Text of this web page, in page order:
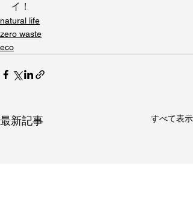
イ！
natural life
zero waste
eco
最新記事 すべて表示